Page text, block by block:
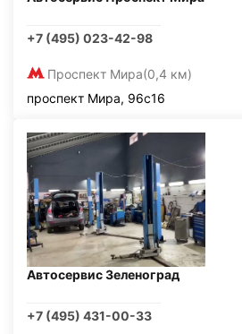
+7 (495) 023-42-98
Проспект Мира(0,4 км)
проспект Мира, 96с16
Автосервис Зеленоград
+7 (495) 431-00-33